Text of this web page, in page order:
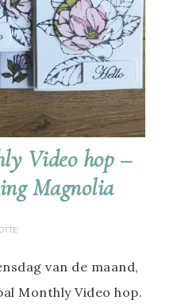
Video hop –
Magnolia
van de maand,
Monthly Video hop.